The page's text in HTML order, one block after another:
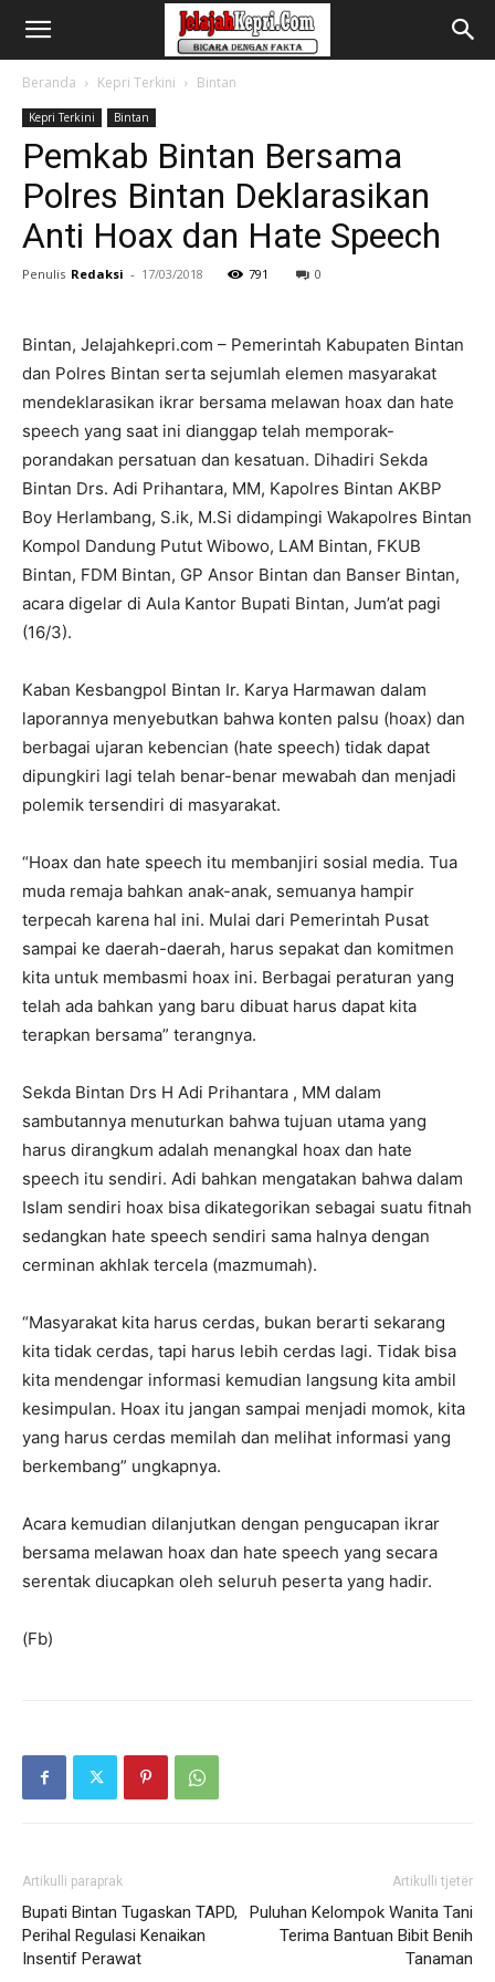
Beranda Kepri Terkini Bintan
Kepri Terkini Bintan
Pemkab Bintan Bersama
Polres Bintan Deklarasikan
Anti Hoax dan Hate Speech
Penulis Redaksi - 17/03/2018 791 0
Bintan, Jelajahkepri.com – Pemerintah Kabupaten Bintan
dan Polres Bintan serta sejumlah elemen masyarakat
mendeklarasikan ikrar bersama melawan hoax dan hate
speech yang saat ini dianggap telah memporak-
porandakan persatuan dan kesatuan. Dihadiri Sekda
Bintan Drs. Adi Prihantara, MM, Kapolres Bintan AKBP
Boy Herlambang, S.ik, M.Si didampingi Wakapolres Bintan
Kompol Dandung Putut Wibowo, LAM Bintan, FKUB
Bintan, FDM Bintan, GP Ansor Bintan dan Banser Bintan,
acara digelar di Aula Kantor Bupati Bintan, Jum’at pagi
(16/3).
Kaban Kesbangpol Bintan Ir. Karya Harmawan dalam
laporannya menyebutkan bahwa konten palsu (hoax) dan
berbagai ujaran kebencian (hate speech) tidak dapat
dipungkiri lagi telah benar-benar mewabah dan menjadi
polemik tersendiri di masyarakat.
“Hoax dan hate speech itu membanjiri sosial media. Tua
muda remaja bahkan anak-anak, semuanya hampir
terpecah karena hal ini. Mulai dari Pemerintah Pusat
sampai ke daerah-daerah, harus sepakat dan komitmen
kita untuk membasmi hoax ini. Berbagai peraturan yang
telah ada bahkan yang baru dibuat harus dapat kita
terapkan bersama” terangnya.
Sekda Bintan Drs H Adi Prihantara , MM dalam
sambutannya menuturkan bahwa tujuan utama yang
harus dirangkum adalah menangkal hoax dan hate
speech itu sendiri. Adi bahkan mengatakan bahwa dalam
Islam sendiri hoax bisa dikategorikan sebagai suatu fitnah
sedangkan hate speech sendiri sama halnya dengan
cerminan akhlak tercela (mazmumah).
“Masyarakat kita harus cerdas, bukan berarti sekarang
kita tidak cerdas, tapi harus lebih cerdas lagi. Tidak bisa
kita mendengar informasi kemudian langsung kita ambil
kesimpulan. Hoax itu jangan sampai menjadi momok, kita
yang harus cerdas memilah dan melihat informasi yang
berkembang” ungkapnya.
Acara kemudian dilanjutkan dengan pengucapan ikrar
bersama melawan hoax dan hate speech yang secara
serentak diucapkan oleh seluruh peserta yang hadir.
(Fb)
Artikulli paraprak
Bupati Bintan Tugaskan TAPD,
Perihal Regulasi Kenaikan
Insentif Perawat
Artikulli tjetër
Puluhan Kelompok Wanita Tani
Terima Bantuan Bibit Benih
Tanaman